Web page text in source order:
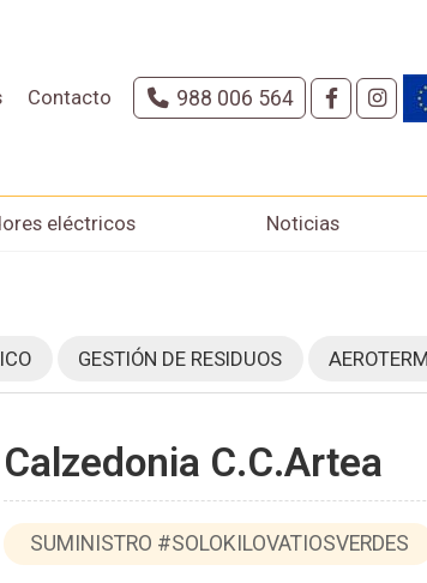
Contacto 988 006 564
eléctricos Noticias
GESTIÓN DE RESIDUOS
Calzedonia C.C.Artea
SUMINISTRO #SOLOKILOVATIOSVERDES